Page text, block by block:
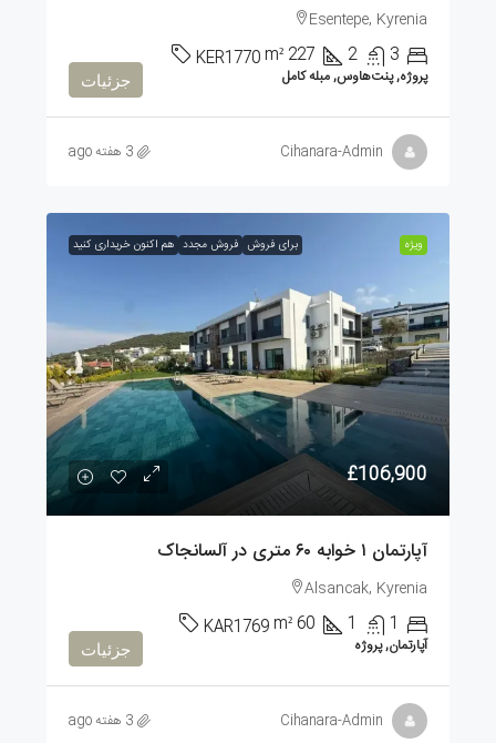
Esentepe, Kyrenia
3
2
227
m²
KER1770
پروژه, پنت‌هاوس, مبله کامل جزئیات
Cihanara-Admin 3 هفته ago
ویژه برای فروش فروش مجدد هم اکنون خریداری کنید
£106,900
آپارتمان ۱ خوابه ۶۰ متری در آلسانجاک
Alsancak, Kyrenia
1
1
60
m²
KAR1769
آپارتمان, پروژه جزئیات
Cihanara-Admin 3 هفته ago